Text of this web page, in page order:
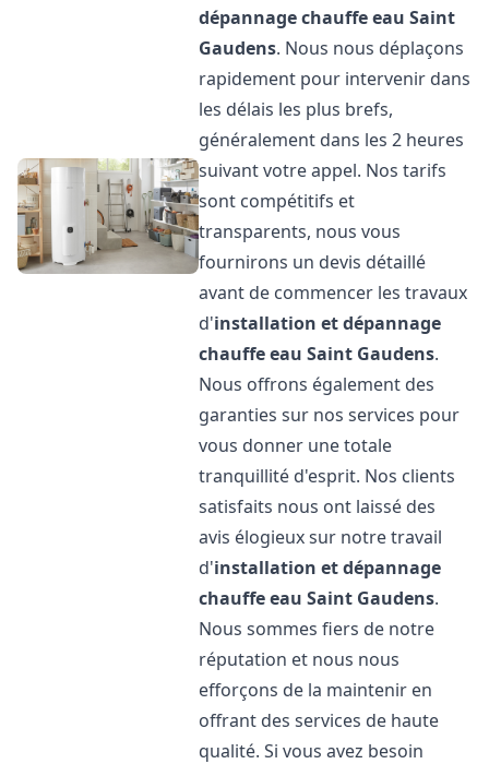
dépannage chauffe eau Saint
Gaudens. Nous nous déplaçons
rapidement pour intervenir dans
les délais les plus brefs,
généralement dans les 2 heures
suivant votre appel. Nos tarifs
sont compétitifs et
transparents, nous vous
fournirons un devis détaillé
avant de commencer les travaux
d'installation et dépannage
chauffe eau Saint Gaudens.
Nous offrons également des
garanties sur nos services pour
vous donner une totale
tranquillité d'esprit. Nos clients
satisfaits nous ont laissé des
avis élogieux sur notre travail
d'installation et dépannage
chauffe eau Saint Gaudens.
Nous sommes fiers de notre
réputation et nous nous
efforçons de la maintenir en
offrant des services de haute
qualité. Si vous avez besoin